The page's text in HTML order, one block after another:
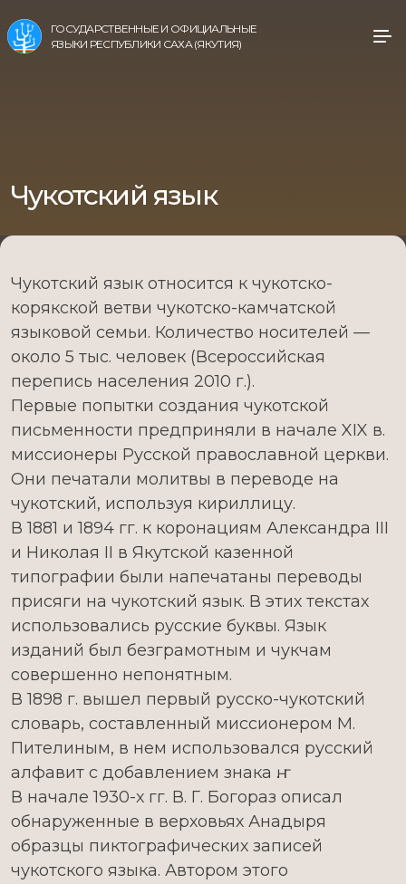
ГОСУДАРСТВЕННЫЕ И ОФИЦИАЛЬНЫЕ
ЯЗЫКИ РЕСПУБЛИКИ САХА (ЯКУТИЯ)
Чукотский язык
Чукотский язык относится к чукотско-
корякской ветви чукотско-камчатской
языковой семьи. Количество носителей —
около 5 тыс. человек (Всероссийская
перепись населения 2010 г.).
Первые попытки создания чукотской
письменности предприняли в начале XIX в.
миссионеры Русской православной церкви.
Они печатали молитвы в переводе на
чукотский, используя кириллицу.
В 1881 и 1894 гг. к коронациям Александра III
и Николая II в Якутской казенной
типографии были напечатаны переводы
присяги на чукотский язык. В этих текстах
использовались русские буквы. Язык
изданий был безграмотным и чукчам
совершенно непонятным.
В 1898 г. вышел первый русско-чукотский
словарь, составленный миссионером М.
Пителиным, в нем использовался русский
алфавит с добавлением знака ҥ.
В начале 1930-х гг. В. Г. Богораз описал
обнаруженные в верховьях Анадыря
образцы пиктографических записей
чукотского языка. Автором этого